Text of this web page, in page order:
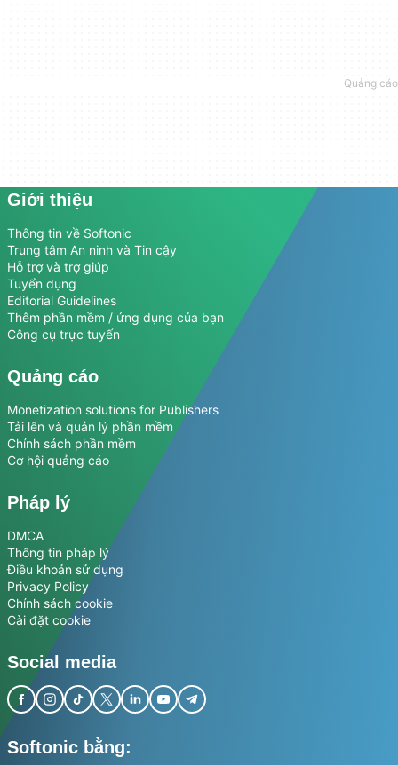
Giới thiệu
Thông tin về Softonic
Trung tâm An ninh và Tin cậy
Hỗ trợ và trợ giúp
Tuyển dụng
Editorial Guidelines
Thêm phần mềm / ứng dụng của bạn
Công cụ trực tuyến
Quảng cáo
Monetization solutions for Publishers
Tải lên và quản lý phần mềm
Chính sách phần mềm
Cơ hội quảng cáo
Pháp lý
DMCA
Thông tin pháp lý
Điều khoản sử dụng
Privacy Policy
Chính sách cookie
Cài đặt cookie
Social media
Softonic bằng: